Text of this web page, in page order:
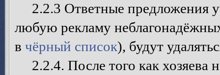
2.2.3 Ответные предложения
любую рекламу
в чёрный список), будут
2.2.4. После того как хозяева